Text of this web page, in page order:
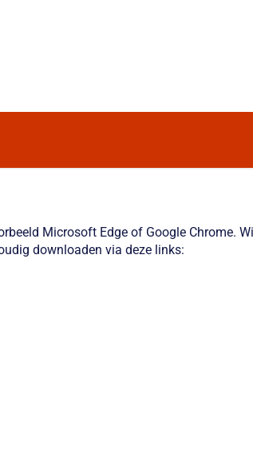
Microsoft Edge of Google Chrome.
downloaden via deze links: